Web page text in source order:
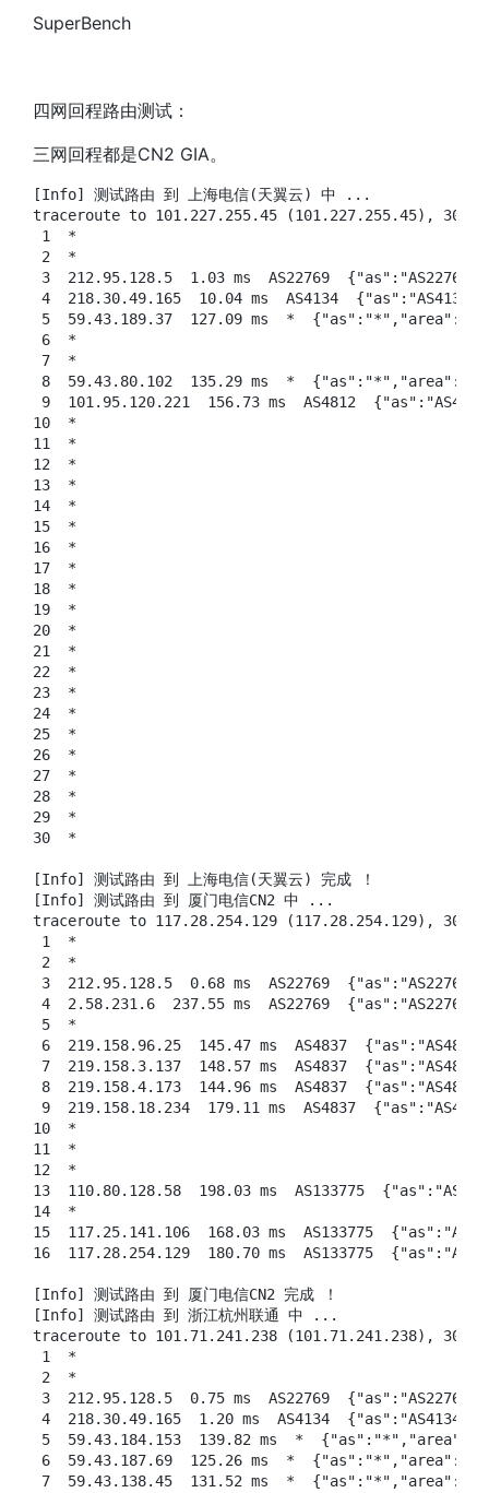
SuperBench
四网回程路由测试：
三网回程都是CN2 GIA。
[Info] 测试路由 到 上海电信(天翼云) 中 ...
traceroute to 101.227.255.45 (101.227.255.45), 30
1  *
2  *
3  212.95.128.5  1.03 ms  AS22769
4  218.30.49.165  10.04 ms  AS4134
5  59.43.189.37  127.09 ms  *  {"as":"*","area":"中
6  *
7  *
8  59.43.80.102  135.29 ms  *  {"as":"*","area":"中
9  101.95.120.221  156.73 ms  AS4812
10  *
11  *
12  *
13  *
14  *
15  *
16  *
17  *
18  *
19  *
20  *
21  *
22  *
23  *
24  *
25  *
26  *
27  *
28  *
29  *
30  *
[Info] 测试路由 到 上海电信(天翼云) 完成 ！
[Info] 测试路由 到 厦门电信CN2 中 ...
traceroute to 117.28.254.129 (117.28.254.129), 30
1  *
2  *
3  212.95.128.5  0.68 ms  AS22769
4  2.58.231.6  237.55 ms  AS22769
5  *
6  219.158.96.25  145.47 ms  AS4837
7  219.158.3.137  148.57 ms  AS4837
8  219.158.4.173  144.96 ms  AS4837
9  219.158.18.234  179.11 ms  AS4837
10  *
11  *
12  *
13  110.80.128.58  198.03 ms  AS133775
14  *
15  117.25.141.106  168.03 ms  AS133775
16  117.28.254.129  180.70 ms  AS133775
[Info] 测试路由 到 厦门电信CN2 完成 ！
[Info] 测试路由 到 浙江杭州联通 中 ...
traceroute to 101.71.241.238 (101.71.241.238), 30
1  *
2  *
3  212.95.128.5  0.75 ms  AS22769
4  218.30.49.165  1.20 ms  AS4134
5  59.43.184.153  139.82 ms  *  {"as":"*","area":"
6  59.43.187.69  125.26 ms  *  {"as":"*","area":"中
7  59.43.138.45  131.52 ms  *  {"as":"*","area":"中